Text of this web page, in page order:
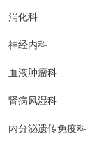
消化科
神经内科
血液肿瘤科
肾病风湿科
内分泌遗传免疫科